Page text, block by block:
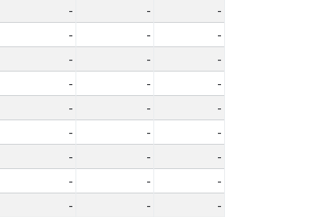
- -
-
- -
-
- -
-
- -
-
- -
-
- -
-
- -
-
- -
-
- -
-